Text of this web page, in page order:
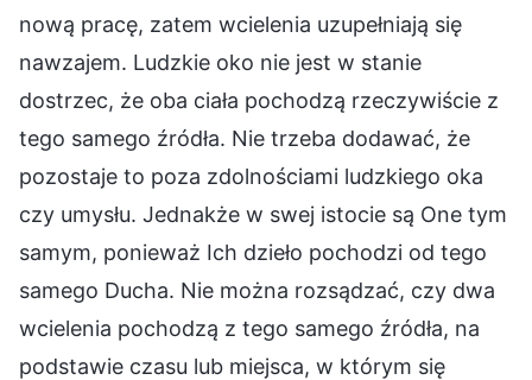
nową pracę, zatem wcielenia uzupełniają się
nawzajem. Ludzkie oko nie jest w stanie
dostrzec, że oba ciała pochodzą rzeczywiście z
tego samego źródła. Nie trzeba dodawać, że
pozostaje to poza zdolnościami ludzkiego oka
czy umysłu. Jednakże w swej istocie są One tym
samym, ponieważ Ich dzieło pochodzi od tego
samego Ducha. Nie można rozsądzać, czy dwa
wcielenia pochodzą z tego samego źródła, na
podstawie czasu lub miejsca, w którym się